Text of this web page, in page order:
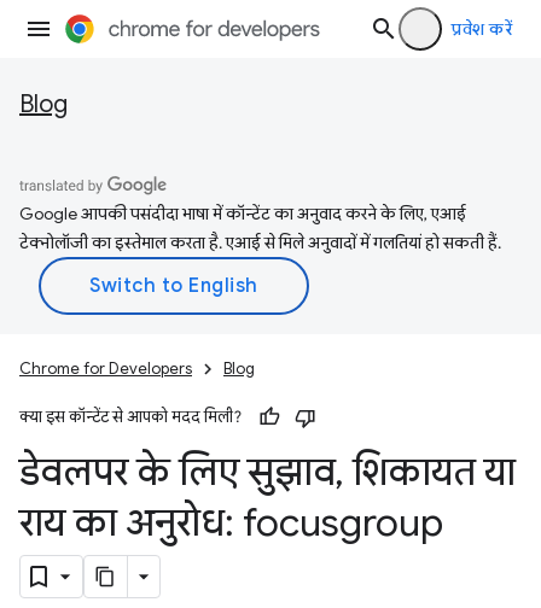
प्रवेश करें
Blog
Google आपकी पसंदीदा भाषा में कॉन्टेंट का अनुवाद करने के लिए, एआई
टेक्नोलॉजी का इस्तेमाल करता है. एआई से मिले अनुवादों में गलतियां हो सकती हैं.
Chrome for Developers Blog
क्या इस कॉन्टेंट से आपको मदद मिली?
डेवलपर के लिए सुझाव, शिकायत या
राय का अनुरोध: focusgroup